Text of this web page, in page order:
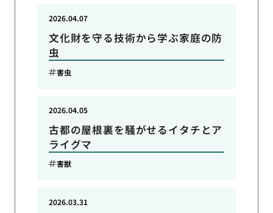
文化財を守る技術から学ぶ家庭の防
虫
2026.04.07
害虫
古都の屋根裏を騒がせるイタチとア
ライグマ
2026.04.05
害獣
2026.03.31